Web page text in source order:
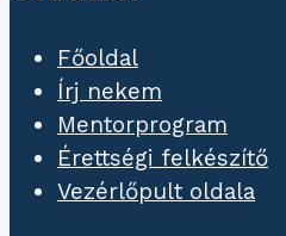
Főoldal
Írj nekem
Mentorprogram
Érettségi felkészítő
Vezérlőpult oldala